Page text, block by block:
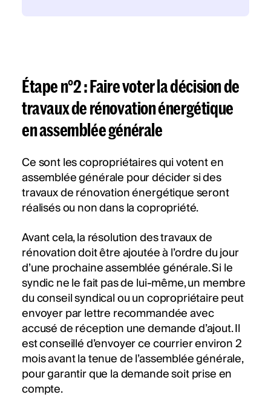
Étape n°2 : Faire voter la décision de
travaux de rénovation énergétique
en assemblée générale
Ce sont les copropriétaires qui votent en
assemblée générale pour décider si des
travaux de rénovation énergétique seront
réalisés ou non dans la copropriété.
Avant cela, la résolution des travaux de
rénovation doit être ajoutée à l’ordre du jour
d’une prochaine assemblée générale. Si le
syndic ne le fait pas de lui-même, un membre
du conseil syndical ou un copropriétaire peut
envoyer par lettre recommandée avec
accusé de réception une demande d’ajout. Il
est conseillé d’envoyer ce courrier environ 2
mois avant la tenue de l’assemblée générale,
pour garantir que la demande soit prise en
compte.